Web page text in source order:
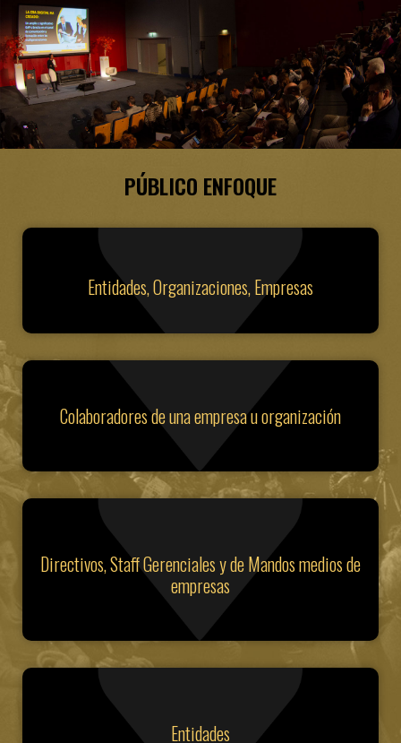
PÚBLICO ENFOQUE
Entidades, Organizaciones, Empresas
Colaboradores de una empresa u organización
Directivos, Staff Gerenciales y de Mandos medios de
empresas
Entidades